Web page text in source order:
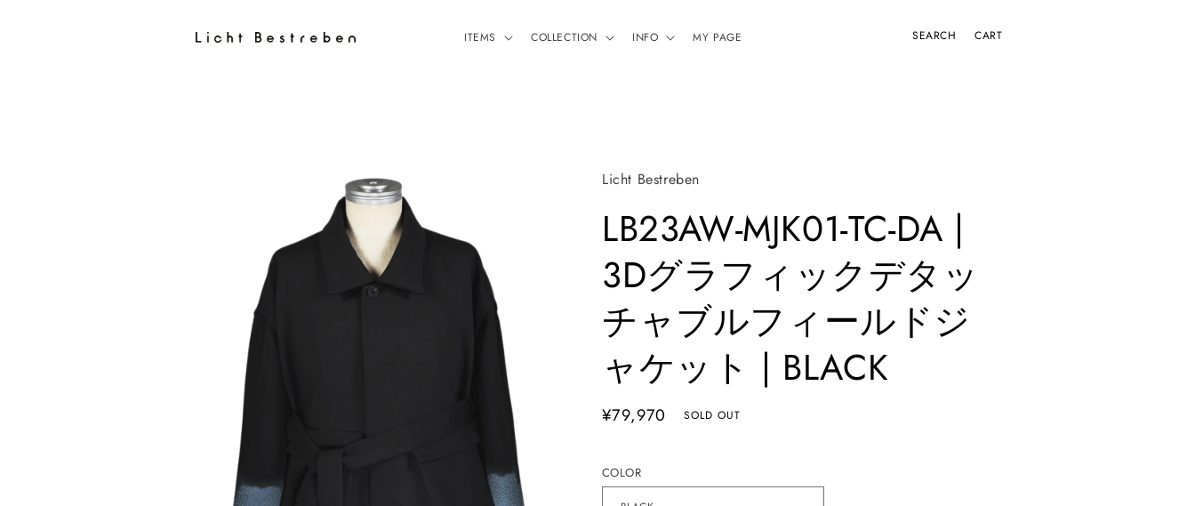
ITEMS COLLECTION INFO MY PAGE CART
Licht Bestreben
LB23AW-MJK01-TC-DA |
3Dグラフィックデタッ
チャブルフィールドジ
ャケット | BLACK
通
価
格
¥79,970 SOLD OUT
COLOR